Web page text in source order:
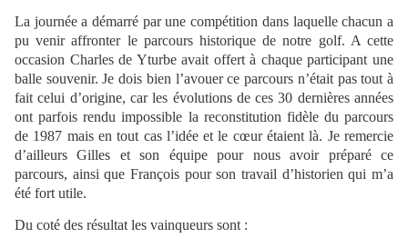
La journée a démarré par une compétition dans laquelle chacun a
pu venir affronter le parcours historique de notre golf. A cette
occasion Charles de Yturbe avait offert à chaque participant une
balle souvenir. Je dois bien l’avouer ce parcours n’était pas tout à
fait celui d’origine, car les évolutions de ces 30 dernières années
ont parfois rendu impossible la reconstitution fidèle du parcours
de 1987 mais en tout cas l’idée et le cœur étaient là. Je remercie
d’ailleurs Gilles et son équipe pour nous avoir préparé ce
parcours, ainsi que François pour son travail d’historien qui m’a
été fort utile.
Du coté des résultat les vainqueurs sont :